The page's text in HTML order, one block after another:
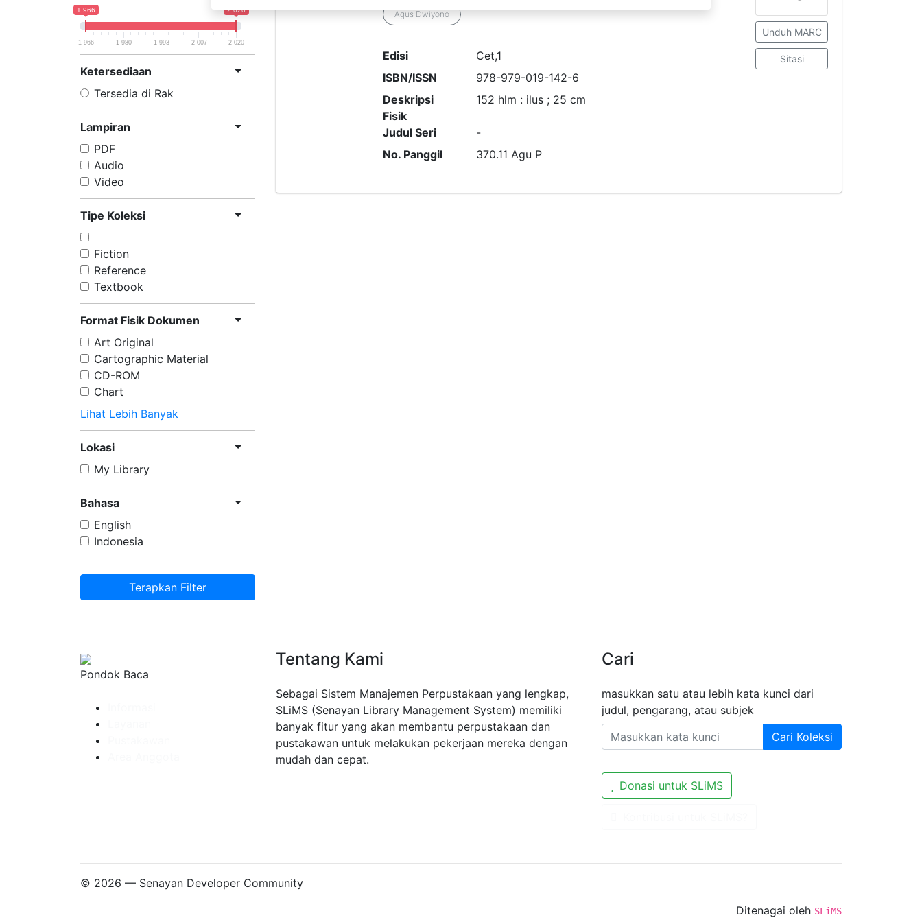
1 966 2 020
1 966 1 980 1 993 2 007 2 020
Ketersediaan
Tersedia di Rak
Lampiran
PDF
Audio
Video
Tipe Koleksi
Fiction
Reference
Textbook
Format Fisik Dokumen
Art Original
Cartographic Material
CD-ROM
Chart
Lihat Lebih Banyak
Lokasi
My Library
Bahasa
English
Indonesia
Terapkan Filter
Agus Dwiyono
Edisi
Cet,1
ISBN/ISSN
978-979-019-142-6
Deskripsi
Fisik
152 hlm : ilus ; 25 cm
Judul Seri
-
No. Panggil
370.11 Agu P
Unduh MARC
Sitasi
Pondok Baca
Tentang Kami
Sebagai Sistem Manajemen Perpustakaan yang lengkap,
SLiMS (Senayan Library Management System) memiliki
banyak fitur yang akan membantu perpustakaan dan
pustakawan untuk melakukan pekerjaan mereka dengan
mudah dan cepat.
Cari
masukkan satu atau lebih kata kunci dari
judul, pengarang, atau subjek
Cari Koleksi
Donasi untuk SLiMS
© 2026 — Senayan Developer Community
Ditenagai oleh SLiMS